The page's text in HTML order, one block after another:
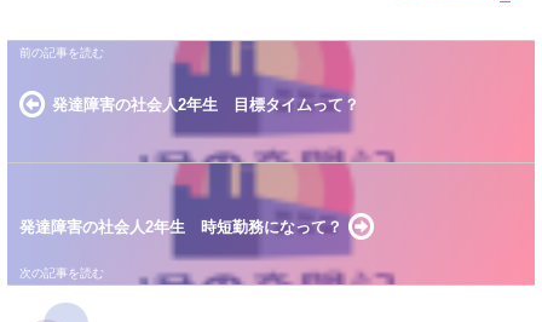
発達障害の社会人2年生 目標タイムって？
発達障害の社会人2年生 時短勤務になって？